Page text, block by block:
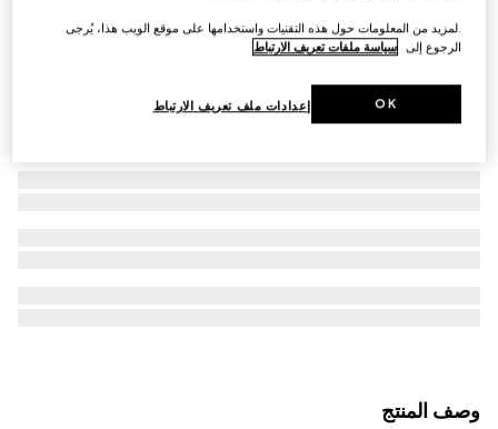
وصف المنتج
.لمزيد من المعلومات حول هذه التقنيات واستخدامها على موقع الويب هذا، يُرجى
الرجوع إلى سياسة ملفات تعريف الارتباط
إعدادات ملف تعريف الارتباط OK